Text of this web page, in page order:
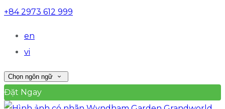
+84 2973 612 999
en
vi
Chọn ngôn ngữ
Đặt Ngay